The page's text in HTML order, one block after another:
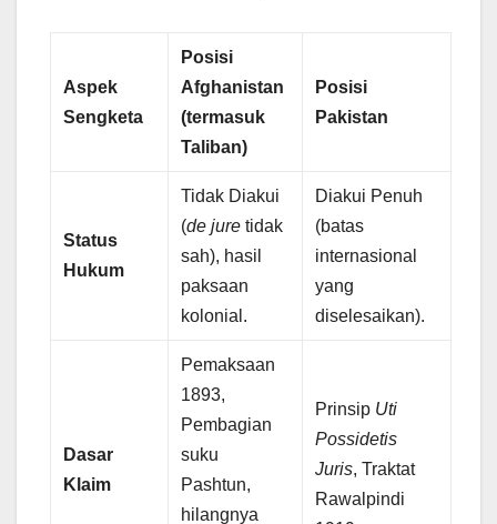
Aspek
Sengketa
Posisi
Afghanistan
(termasuk
Taliban)
Posisi
Pakistan
Status
Hukum
Tidak Diakui
(de jure tidak
sah), hasil
paksaan
kolonial.
Diakui Penuh
(batas
internasional
yang
diselesaikan).
Dasar
Klaim
Pemaksaan
1893,
Pembagian
suku
Pashtun,
hilangnya
Prinsip Uti
Possidetis
Juris, Traktat
Rawalpindi